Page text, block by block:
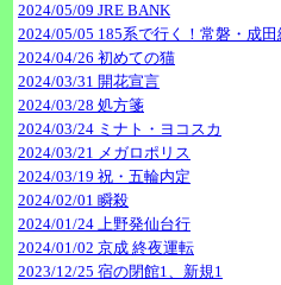
2024/05/09 JRE BANK
2024/05/05 185系で行く！常磐・成
2024/04/26 初めての猫
2024/03/31 開花宣言
2024/03/28 処方箋
2024/03/24 ミナト・ヨコスカ
2024/03/21 メガロポリス
2024/03/19 祝・五輪内定
2024/02/01 瞬殺
2024/01/24 上野発仙台行
2024/01/02 京成 終夜運転
2023/12/25 宿の閉館1、新規1